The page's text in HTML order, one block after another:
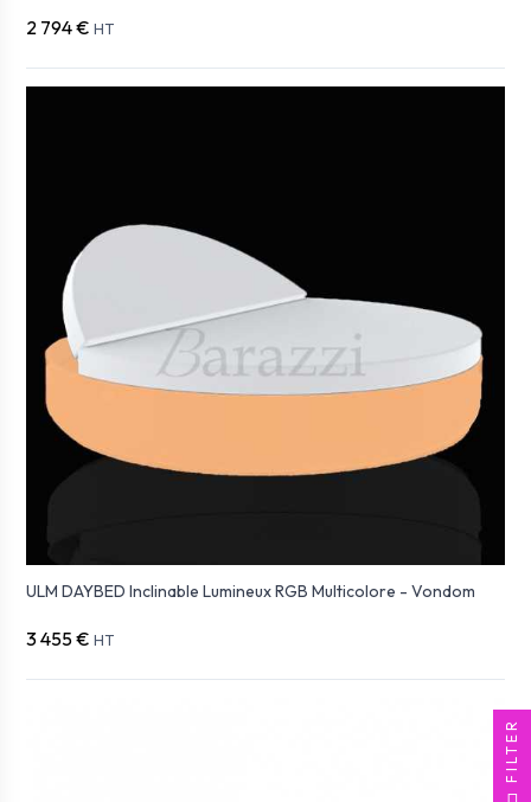
2 794 € HT
ULM DAYBED Inclinable Lumineux RGB Multicolore - Vondom
3 455 € HT
FILTER